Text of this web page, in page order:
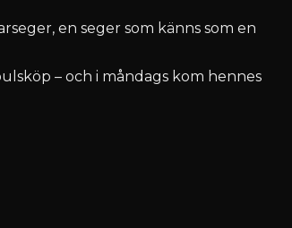
en seger som känns som en
– och i måndags kom hennes